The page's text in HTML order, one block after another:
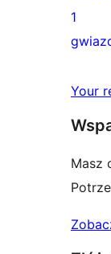
recenzji
2-
0
1-
1
Your
Masz